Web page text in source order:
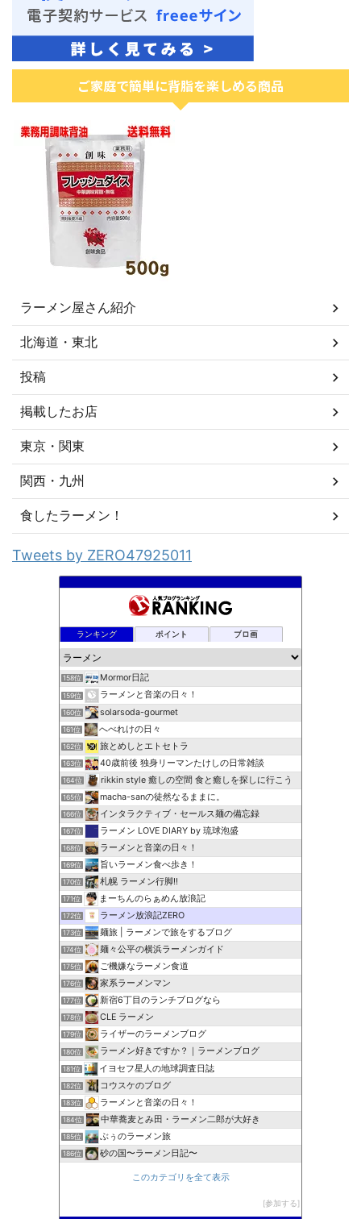
ご家庭で簡単に背脂を楽しめる商品
ラーメン屋さん紹介
北海道・東北
投稿
掲載したお店
東京・関東
関西・九州
食したラーメン！
Tweets by ZERO47925011
ランキング ポイント ブロ画
158位 Mormor日記
159位 ラーメンと音楽の日々！
160位 solarsoda-gourmet
161位 へべれけの日々
162位 旅とめしとエトセトラ
163位 40歳前後 独身リーマンたけしの日常雑談
164位 rikkin style 癒しの空間 食と癒しを探しに行こう
165位 macha-sanの徒然なるままに。
166位 インタラクティブ・セールス麺の備忘録
167位 ラーメン LOVE DIARY by 琉球泡盛
168位 ラーメンと音楽の日々！
169位 旨いラーメン食べ歩き！
170位 札幌 ラーメン行脚!!
171位 まーちんのらぁめん放浪記
172位 ラーメン放浪記ZERO
173位 麺旅 | ラーメンで旅をするブログ
174位 麺々公平の横浜ラーメンガイド
175位 ご機嫌なラーメン食道
176位 家系ラーメンマン
177位 新宿6丁目のランチブログなら
178位 CLE ラーメン
179位 ライザーのラーメンブログ
180位 ラーメン好きですか？｜ラーメンブログ
181位 イヨセフ星人の地球調査日誌
182位 コウスケのブログ
183位 ラーメンと音楽の日々！
184位 中華蕎麦とみ田・ラーメン二郎が大好き
185位 ぶぅのラーメン旅
186位 砂の国〜ラーメン日記〜
このカテゴリを全て表示
参加する